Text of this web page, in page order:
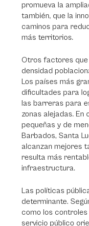
promueva la
también, que la
caminos para
más territorios.
Otros factores que
densidad
Los países más
dificultades para
las barreras para
zonas alejadas. En
pequeñas y de
Barbados, Santa
alcanzan mejores
resulta más
infraestructura.
Las políticas
determinante.
como los
servicio público